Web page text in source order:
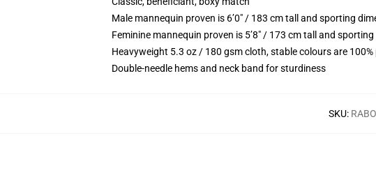
Male mannequin proven is 6’0″ / 183 cm tall and sporting
Feminine mannequin proven is 5’8″ / 173 cm tall and sporting
Heavyweight 5.3 oz / 180 gsm cloth, stable colours are
Double-needle hems and neck band for sturdiness
SKU: